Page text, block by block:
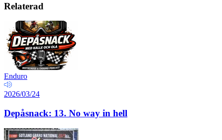
Relaterad
Enduro
2026/03/24
Depåsnack: 13. No way in hell